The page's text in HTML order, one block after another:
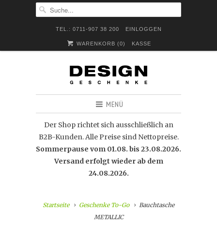
TEL.: 0711-907 38 200 EINLOGGEN
WARENKORB (0) KASSE
MENÜ
Der Shop richtet sich ausschließlich an
B2B-Kunden. Alle Preise sind Nettopreise.
Sommerpause vom 01.08. bis 23.08.2026.
Versand erfolgt wieder ab dem
24.08.2026.
Startseite Geschenke To-Go
Bauchtasche
METALLIC